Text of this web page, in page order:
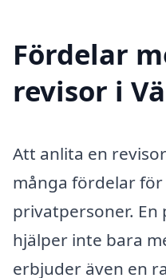
Fördelar
revisor i
Att anlita en
många fördelar
privatpersoner.
hjälper inte bara
erbjuder även en